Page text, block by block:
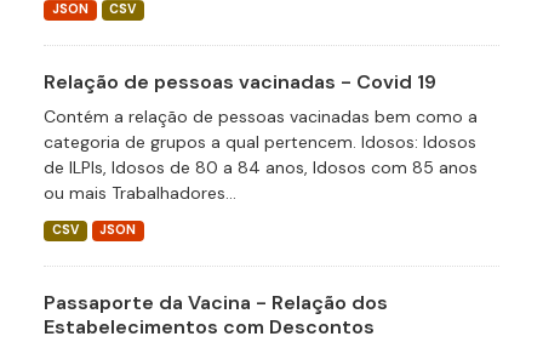
JSON CSV
Relação de pessoas vacinadas - Covid 19
Contém a relação de pessoas vacinadas bem como a
categoria de grupos a qual pertencem. Idosos: Idosos
de ILPIs, Idosos de 80 a 84 anos, Idosos com 85 anos
ou mais Trabalhadores...
CSV JSON
Passaporte da Vacina - Relação dos
Estabelecimentos com Descontos